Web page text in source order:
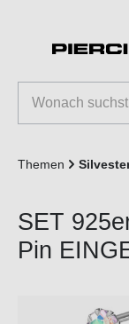
Themen
SET
Pin